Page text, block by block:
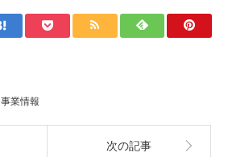
事業情報
次の記事